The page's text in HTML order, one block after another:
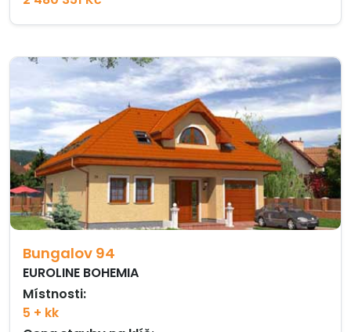
Bungalov 94
EUROLINE BOHEMIA
Místnosti:
5 + kk